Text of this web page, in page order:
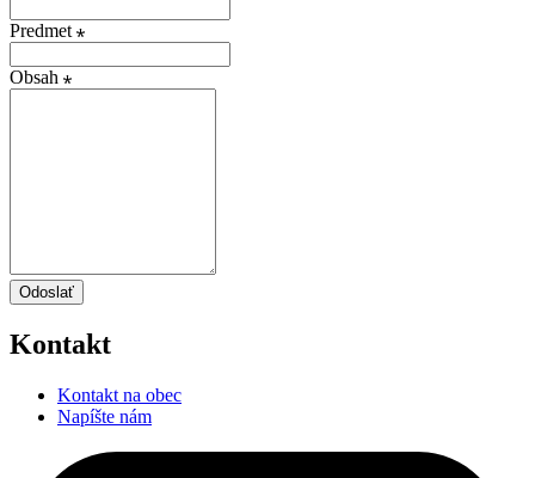
Predmet
Obsah
Odoslať
Kontakt
Kontakt na obec
Napíšte nám